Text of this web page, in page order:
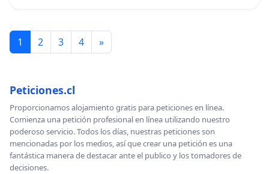
1 2 3 4 »
Peticiones.cl
Proporcionamos alojamiento gratis para peticiones en línea.
Comienza una petición profesional en línea utilizando nuestro
poderoso servicio. Todos los días, nuestras peticiones son
mencionadas por los medios, así que crear una petición es una
fantástica manera de destacar ante el publico y los tomadores de
decisiones.